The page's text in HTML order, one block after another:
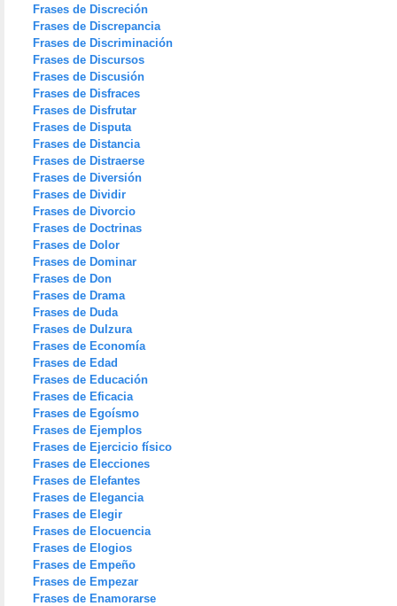
Frases de Discreción
Frases de Discrepancia
Frases de Discriminación
Frases de Discursos
Frases de Discusión
Frases de Disfraces
Frases de Disfrutar
Frases de Disputa
Frases de Distancia
Frases de Distraerse
Frases de Diversión
Frases de Dividir
Frases de Divorcio
Frases de Doctrinas
Frases de Dolor
Frases de Dominar
Frases de Don
Frases de Drama
Frases de Duda
Frases de Dulzura
Frases de Economía
Frases de Edad
Frases de Educación
Frases de Eficacia
Frases de Egoísmo
Frases de Ejemplos
Frases de Ejercicio físico
Frases de Elecciones
Frases de Elefantes
Frases de Elegancia
Frases de Elegir
Frases de Elocuencia
Frases de Elogios
Frases de Empeño
Frases de Empezar
Frases de Enamorarse